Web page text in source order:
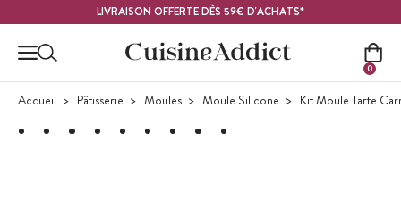
LIVRAISON OFFERTE DÈS 59€ D'ACHATS*
0
Accueil Pâtisserie Moules Moule Silicone Kit Moule Tarte